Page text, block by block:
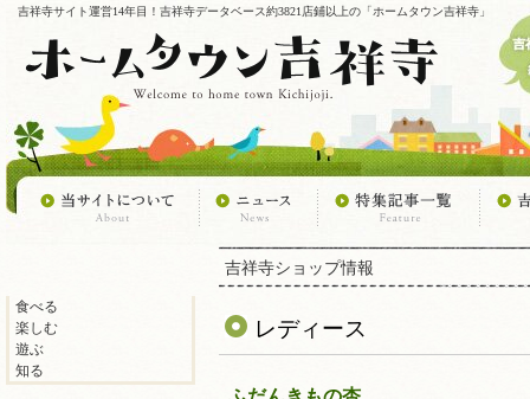
吉祥寺サイト運営14年目！吉祥寺データベース約3821店鋪以上の「ホームタウン吉祥寺」
食べる
楽しむ
遊ぶ
知る
吉祥寺ショップ情報
レディース